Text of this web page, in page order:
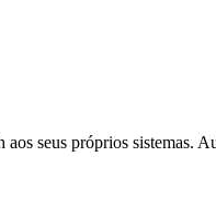
seus próprios sistemas.